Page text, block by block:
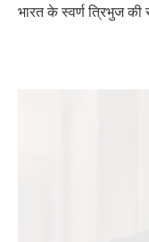
भारत के स्वर्ण त्रिभुज